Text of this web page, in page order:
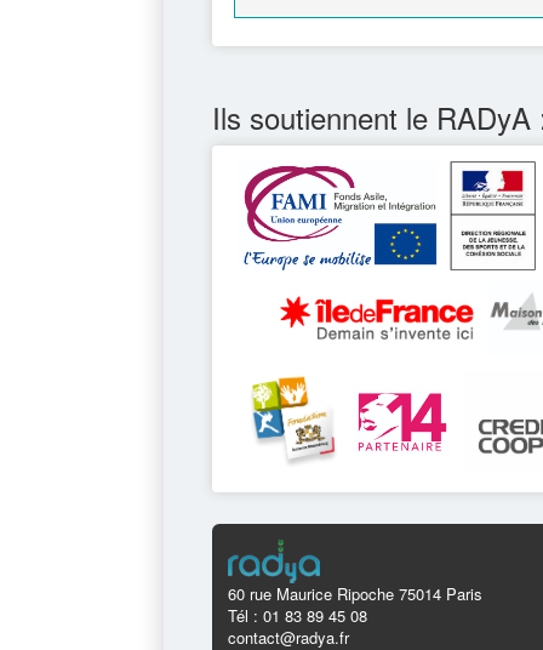
Ils soutiennent le RADyA
60 rue Maurice Ripoche 75014 Paris
Tél : 01 83 89 45 08
contact@radya.fr